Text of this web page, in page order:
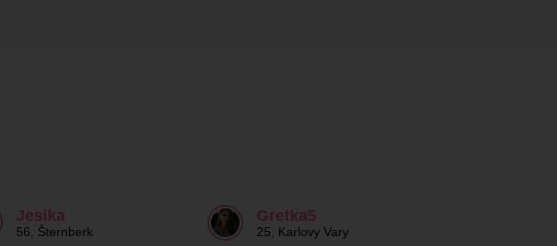
Jesika
56 Šternberk
Gretka5
25 Karlovy Vary